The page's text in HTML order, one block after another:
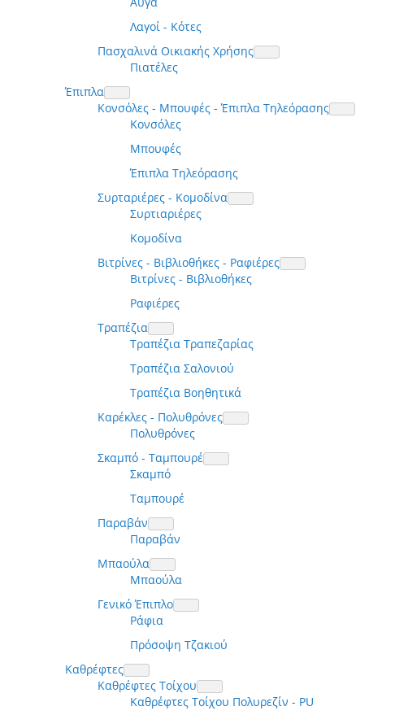
Λαγοί - Κότες
Πασχαλινά Οικιακής Χρήσης
Πιατέλες
Έπιπλα
Κονσόλες - Μπουφές - Έπιπλα Τηλεόρασης
Κονσόλες
Μπουφές
Έπιπλα Τηλεόρασης
Συρταριέρες - Κομοδίνα
Συρτιαριέρες
Κομοδίνα
Βιτρίνες - Βιβλιοθήκες - Ραφιέρες
Βιτρίνες - Βιβλιοθήκες
Ραφιέρες
Τραπέζια
Τραπέζια Τραπεζαρίας
Τραπέζια Σαλονιού
Τραπέζια Βοηθητικά
Καρέκλες - Πολυθρόνες
Πολυθρόνες
Σκαμπό - Ταμπουρέ
Σκαμπό
Ταμπουρέ
Παραβάν
Παραβάν
Μπαούλα
Μπαούλα
Γενικό Έπιπλο
Ράφια
Πρόσοψη Τζακιού
Καθρέφτες
Καθρέφτες Τοίχου
Καθρέφτες Τοίχου Πολυρεζίν - PU